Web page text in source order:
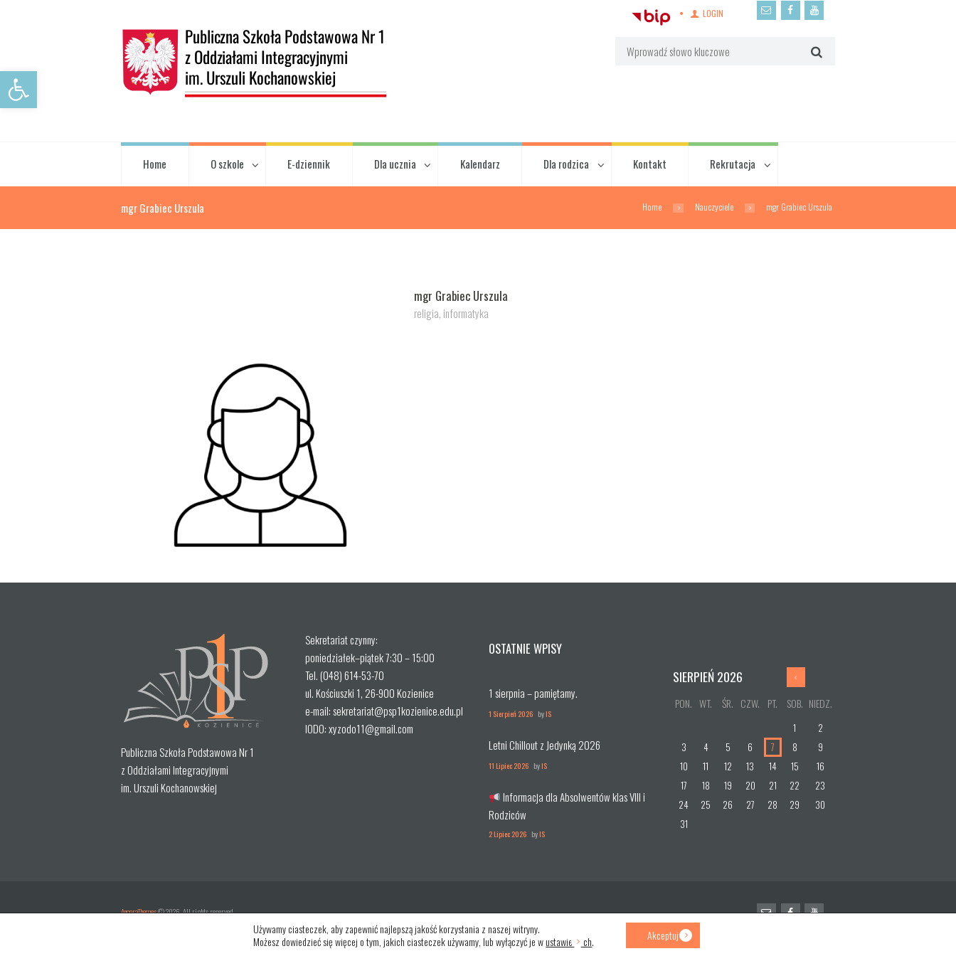
Open toolbar
LOGIN
Home O szkole E-dziennik Dla ucznia Kalendarz Dla rodzica Kontakt Rekrutacja
mgr Grabiec Urszula Home Nauczyciele mgr Grabiec Urszula
mgr Grabiec Urszula
religia, informatyka
Publiczna Szkoła Podstawowa Nr 1
z Oddziałami Integracyjnymi
im. Urszuli Kochanowskiej
Sekretariat czynny:
poniedziałek–piątek 7:30 – 15:00
Tel. (048) 614-53-70
ul. Kościuszki 1, 26-900 Kozienice
e-mail: sekretariat@psp1kozienice.edu.pl
IODO: xyzodo11@gmail.com
OSTATNIE WPISY
1 sierpnia – pamiętamy.
1 Sierpień 2026 byIS
Letni Chillout z Jedynką 2026
11 Lipiec 2026 byIS
Informacja dla Absolwentów klas VIII i
Rodziców
2 Lipiec 2026 byIS
SIERPIEŃ2026
PON. WT. ŚR. CZW. PT. SOB. NIEDZ.
1
2
3
4 5 6 7 8
9
10
11 12 13 14 15
16
17
18 19 20 21 22
23
24
25 26 27 28 29
30
31
AncoraThemes© 2026. All rights reserved.
Używamy ciasteczek, aby zapewnić najlepszą jakość korzystania z naszej witryny.
Możesz dowiedzieć się więcej o tym, jakich ciasteczek używamy, lub wyłączyć je wustawieniach. Akceptuj